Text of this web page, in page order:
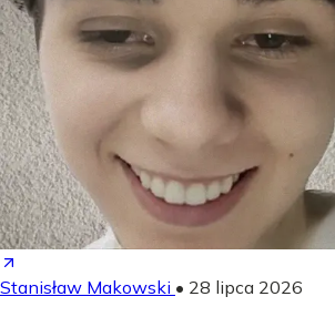
Stanisław Makowski • 28 lipca 2026